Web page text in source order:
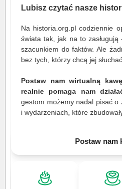
Lubisz czytać nasze
Na historia.org.pl codziennie
świata tak, jak na to
szacunkiem do faktów. Ale
bez tych, którzy chcą jej
Postaw nam wirtualną
realnie pomaga nam
gestom możemy nadal pisać o
i wydarzeniach, które
Postaw nam